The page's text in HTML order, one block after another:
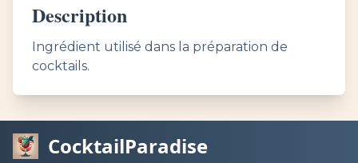
Description
Ingrédient utilisé dans la préparation de
cocktails.
CocktailParadise